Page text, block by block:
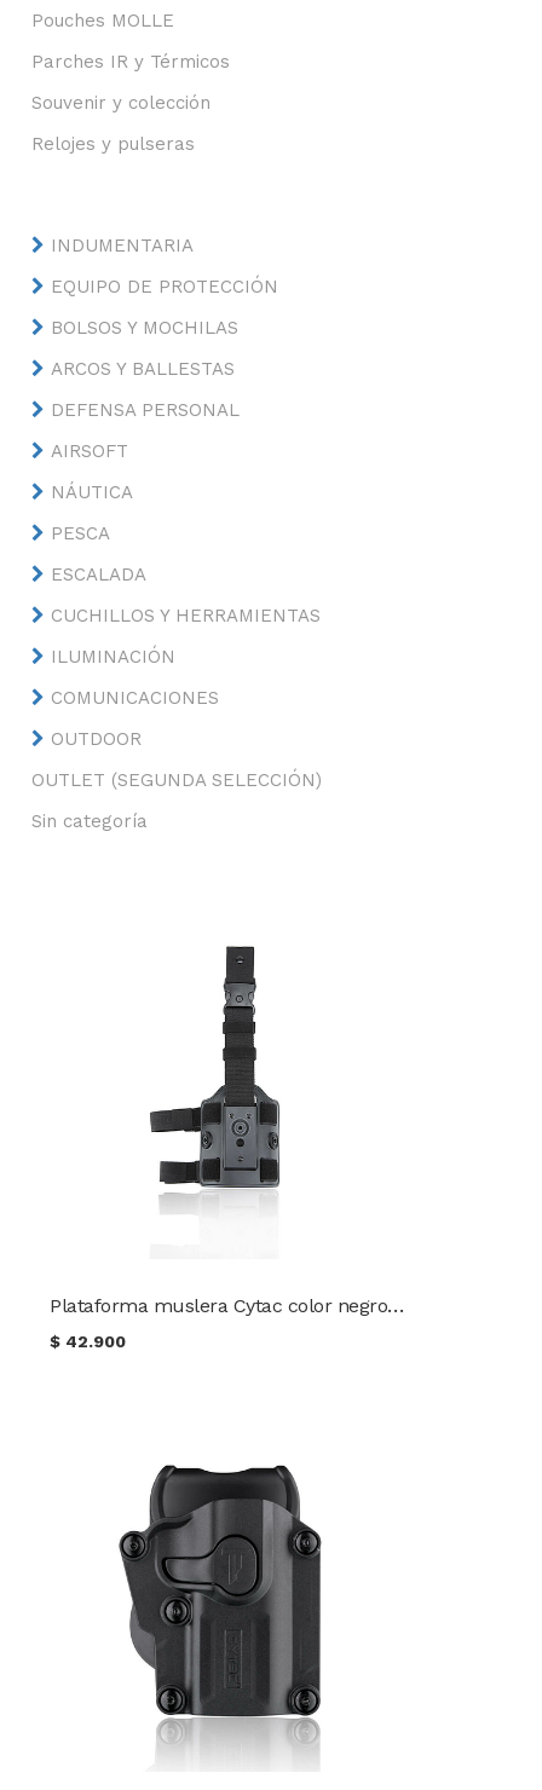
Pouches MOLLE
Parches IR y Térmicos
Souvenir y colección
Relojes y pulseras
INDUMENTARIA
EQUIPO DE PROTECCIÓN
BOLSOS Y MOCHILAS
ARCOS Y BALLESTAS
DEFENSA PERSONAL
AIRSOFT
NÁUTICA
PESCA
ESCALADA
CUCHILLOS Y HERRAMIENTAS
ILUMINACIÓN
COMUNICACIONES
OUTDOOR
OUTLET (SEGUNDA SELECCIÓN)
Sin categoría
Plataforma muslera Cytac color negro CY-DLPG3
$ 42.900